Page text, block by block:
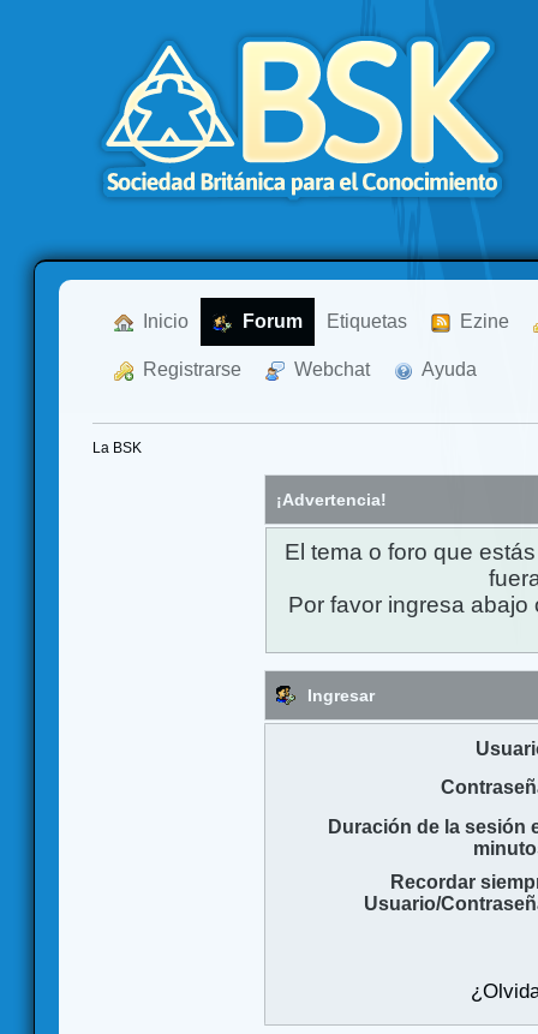
Inicio Forum Etiquetas Ezine
Registrarse Webchat Ayuda
La BSK
¡Advertencia!
El tema o foro que
Por favor ingresa
Ingresar
Duración de la sesión
Recordar
Usuario/